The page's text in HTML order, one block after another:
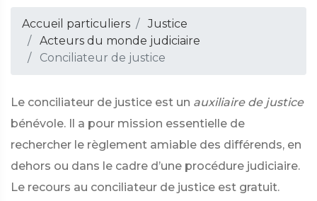
Accueil particuliers
Justice
Acteurs du monde judiciaire
Conciliateur de justice
Le conciliateur de justice est un auxiliaire de justice
bénévole. Il a pour mission essentielle de
rechercher le règlement amiable des différends, en
dehors ou dans le cadre d’une procédure judiciaire.
Le recours au conciliateur de justice est gratuit.